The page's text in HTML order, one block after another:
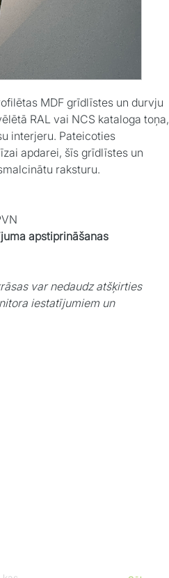
MDF grīdlīstes un durvju
RAL vai NCS kataloga toņa,
interjeru. Pateicoties
apdarei, šīs grīdlīstes un
raksturu.
apstiprināšanas
var nedaudz atšķirties
iestatījumiem un